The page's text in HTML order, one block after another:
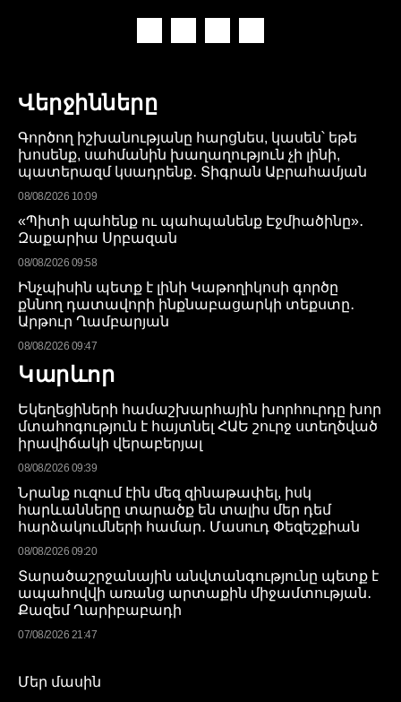
Վերջինները
Գործող իշխանությանը հարցնես, կասեն՝ եթե
խոսենք, սահմանին խաղաղություն չի լինի,
պատերազմ կսադրենք․ Տիգրան Աբրահամյան
08/08/2026 10:09
«Պիտի պահենք ու պահպանենք Էջմիածինը»․
Զաքարիա Սրբազան
08/08/2026 09:58
Ինչպիսին պետք է լինի Կաթողիկոսի գործը
քննող դատավորի ինքնաբացարկի տեքստը․
Արթուր Ղամբարյան
08/08/2026 09:47
Կարևոր
Եկեղեցիների համաշխարհային խորհուրդը խոր
մտահոգություն է հայտնել ՀԱԵ շուրջ ստեղծված
իրավիճակի վերաբերյալ
08/08/2026 09:39
Նրանք ուզում էին մեզ զինաթափել, իսկ
հարևանները տարածք են տալիս մեր դեմ
հարձակումների համար․ Մասուդ Փեզեշքիան
08/08/2026 09:20
Տարածաշրջանային անվտանգությունը պետք է
ապահովվի առանց արտաքին միջամտության․
Քազեմ Ղարիբաբադի
07/08/2026 21:47
Մեր մասին